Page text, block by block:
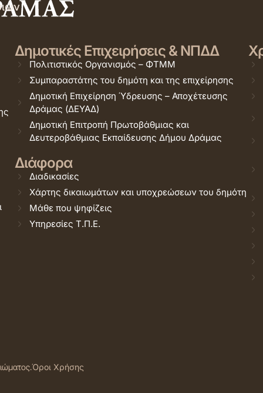
Δημοτικές Επιχειρήσεις & ΝΠΔΔ
Πολιτιστικός Οργανισμός – ΦΤΜΜ
Συμπαραστάτης του δημότη και της επιχείρησης
Δημοτική Επιχείρηση Ύδρευσης – Αποχέτευσης
Δράμας (ΔΕΥΑΔ)
Δημοτική Επιτροπή Πρωτοβάθμιας και
Δευτεροβάθμιας Εκπαίδευσης Δήμου Δράμας
Διάφορα
Διαδικασίες
Χάρτης δικαιωμάτων και υποχρεώσεων του δημότη
Μάθε που ψηφίζεις
Υπηρεσίες Τ.Π.Ε.
Όροι Χρήσης